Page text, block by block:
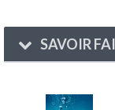
SAVOIR